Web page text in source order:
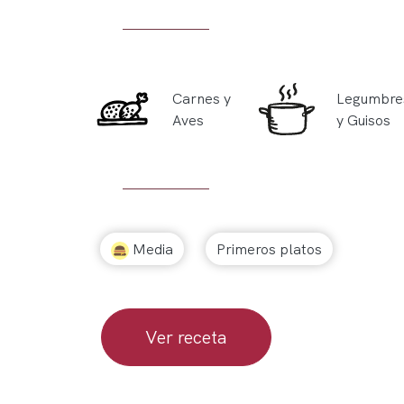
Carnes y
Aves
y Guisos
Media Primeros platos
Ver receta